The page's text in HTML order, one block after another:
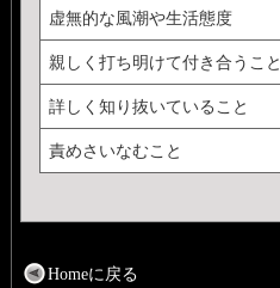
虚無的な風潮や生活態度
親しく打ち明けて付き合うこと
詳しく知り抜いていること
責めさいなむこと
Homeに戻る